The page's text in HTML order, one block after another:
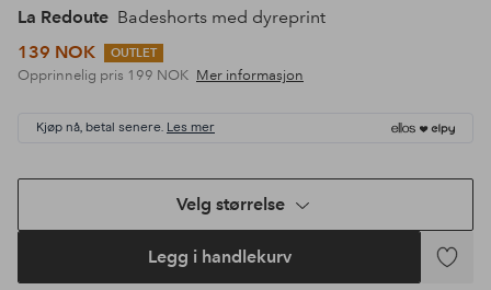
La Redoute Badeshorts med dyreprint
139 NOK
OUTLET
Opprinnelig pris 199 NOK Mer informasjon
Kjøp nå, betal senere. Les mer
Velg størrelse
Legg i handlekurv
Legg